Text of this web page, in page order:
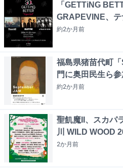
「GETTiNG
GRAPEVINE、
約2か月前
福島県猪苗代町
門に奥田民生ら
約2か月前
聖飢魔II、スカパ
川 WILD WOOD
2か月前